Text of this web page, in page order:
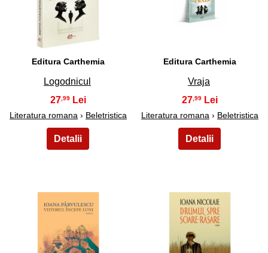
31
Editura Carthemia
Logodnicul
27,99
Literatura romana › Beletristica
32
Editura Carthemia
Vraja
27,99
Literatura romana › Beletristica
33 34